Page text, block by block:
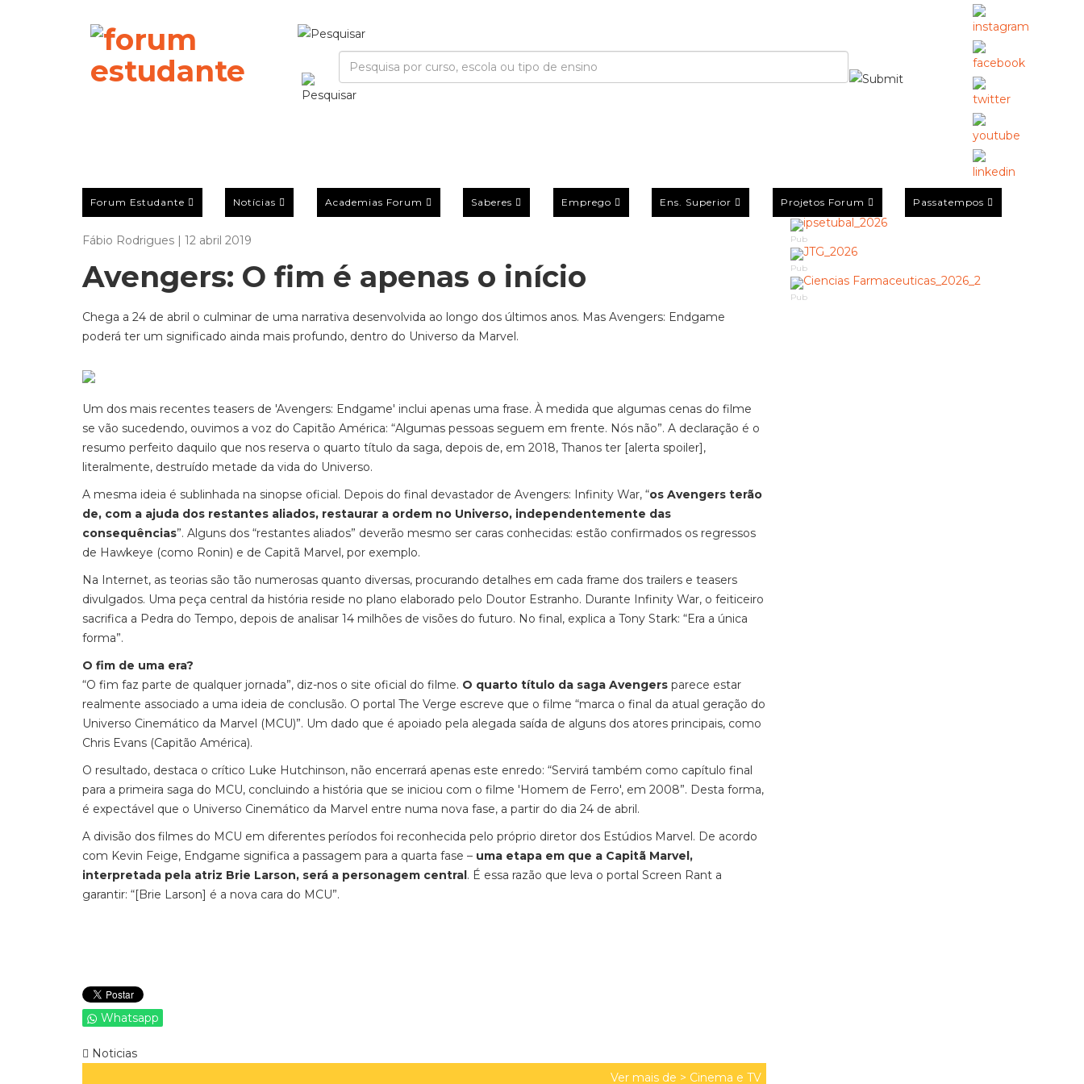
Forum Estudante Notícias Academias Forum Saberes Emprego Ens. Superior Projetos Forum Passatempos
Fábio Rodrigues | 12 abril 2019
Avengers: O fim é apenas o início
Chega a 24 de abril o culminar de uma narrativa desenvolvida ao longo dos últimos anos. Mas Avengers: Endgame
poderá ter um significado ainda mais profundo, dentro do Universo da Marvel.
Um dos mais recentes teasers de 'Avengers: Endgame' inclui apenas uma frase. À medida que algumas cenas do filme
se vão sucedendo, ouvimos a voz do Capitão América: “Algumas pessoas seguem em frente. Nós não”. A declaração é o
resumo perfeito daquilo que nos reserva o quarto título da saga, depois de, em 2018, Thanos ter [alerta spoiler],
literalmente, destruído metade da vida do Universo.
A mesma ideia é sublinhada na sinopse oficial. Depois do final devastador de Avengers: Infinity War, “os Avengers terão
de, com a ajuda dos restantes aliados, restaurar a ordem no Universo, independentemente das
consequências”. Alguns dos “restantes aliados” deverão mesmo ser caras conhecidas: estão confirmados os regressos
de Hawkeye (como Ronin) e de Capitã Marvel, por exemplo.
Na Internet, as teorias são tão numerosas quanto diversas, procurando detalhes em cada frame dos trailers e teasers
divulgados. Uma peça central da história reside no plano elaborado pelo Doutor Estranho. Durante Infinity War, o feiticeiro
sacrifica a Pedra do Tempo, depois de analisar 14 milhões de visões do futuro. No final, explica a Tony Stark: “Era a única
forma”.
O fim de uma era?
“O fim faz parte de qualquer jornada”, diz-nos o site oficial do filme. O quarto título da saga Avengers parece estar
realmente associado a uma ideia de conclusão. O portal The Verge escreve que o filme “marca o final da atual geração do
Universo Cinemático da Marvel (MCU)”. Um dado que é apoiado pela alegada saída de alguns dos atores principais, como
Chris Evans (Capitão América).
O resultado, destaca o crítico Luke Hutchinson, não encerrará apenas este enredo: “Servirá também como capítulo final
para a primeira saga do MCU, concluindo a história que se iniciou com o filme 'Homem de Ferro', em 2008”. Desta forma,
é expectável que o Universo Cinemático da Marvel entre numa nova fase, a partir do dia 24 de abril.
A divisão dos filmes do MCU em diferentes períodos foi reconhecida pelo próprio diretor dos Estúdios Marvel. De acordo
com Kevin Feige, Endgame significa a passagem para a quarta fase – uma etapa em que a Capitã Marvel,
interpretada pela atriz Brie Larson, será a personagem central. É essa razão que leva o portal Screen Rant a
garantir: “[Brie Larson] é a nova cara do MCU”.
Whatsapp
Noticias
Ver mais de > Cinema e TV
Pub
Pub
Pub